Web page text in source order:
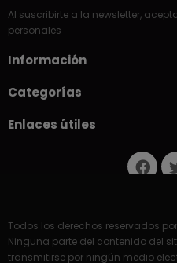
Al suscribirte a la newsletter,
personales
Información
Categorías
Enlaces útiles
Todos los derechos reservados
Ninguna parte del contenido del
transmitirse por ningún medio